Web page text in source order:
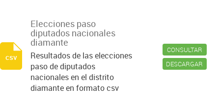
CONSULTAR
DESCARGAR
Elecciones paso
diputados nacionales
diamante
Resultados de las elecciones
paso de diputados
nacionales en el distrito
diamante en formato csv
csv